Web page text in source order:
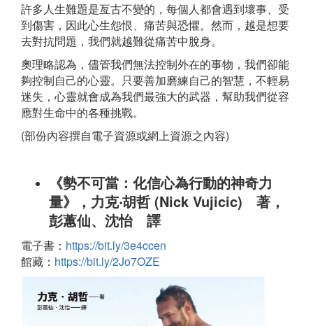
許多人生難題是亙古不變的，每個人都會遇到壞事、受
到傷害，因此心生怨恨、痛苦與恐懼。然而，越是想要
去對抗問題，我們就越難從痛苦中脫身。
奧理略認為，儘管我們無法控制外在的事物，我們卻能
夠控制自己的心靈。只要善加磨練自己的智慧，不輕易
迷失，心靈就會成為我們最強大的武器，幫助我們從容
應對生命中的各種挑戰。
(部份內容撰自電子資源或網上資源之內容)
《勢不可當：化信心為行動的神奇力
量》，力克‧胡哲 (Nick Vujicic) 著，
彭蕙仙、沈怡 譯
電子書： https://bit.ly/3e4ccen
館藏： https://bit.ly/2Jo7OZE